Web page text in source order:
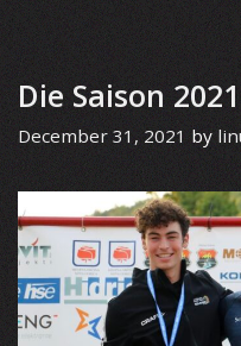
Die Saison
December 31, 2021 by